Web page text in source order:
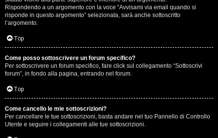
Rispondendo a un argomento con la voce “Avvisami via email quando si
risponde in questo argomento” selezionata, sarà anche sottoscritto
l’argomento.
Top
Come posso sottoscrivere un forum specifico?
Per sottoscrivere un forum specifico, fare click sul collegamento “Sottoscrivi
forum”, in fondo alla pagina, entrando nel forum.
Top
Come cancello le mie sottoscrizioni?
Per cancellare le tue sottoscrizioni, basta andare nel tuo Pannello di Controllo
Utente e seguire i collegamenti alle tue sottoscrizioni.